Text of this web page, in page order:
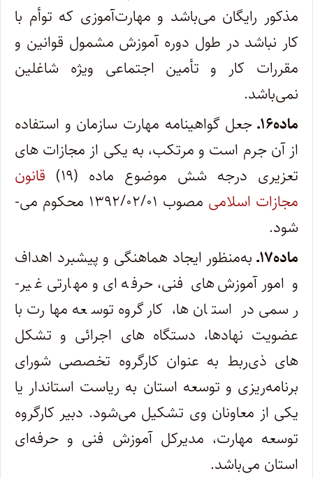
مذکور رایگان می‌باشد و مهارت‌آموزی که توأم با
کار نباشد در طول دوره آموزش مشمول قوانین و
مقررات کار و تأمین اجتماعی ویژه شاغلین
نمی‌باشد.
ماده۱۶ـ
جعل گواهینامه مهارت سازمان و استفاده
از آن جرم است و مرتکب، به یکی از مجازات ­های
تعزیری درجه شش موضوع ماده (۱۹)
قانون
مجازات اسلامی مصوب ۱۳۹۲/۰۲/۰۱
محکوم می­
شود.
ماده۱۷ـ
‌‌به‌منظور ایجاد هماهنگی و پیشبرد اهداف
و امور آموزش‌‌های فنی، حرفه‌ای و مهارتی غیر­
رسمی در استان­ ها، کارگروه توسعه مهارت با
عضویت نهادها، دستگاه های اجرائی و ‌تشکل
های ‌ذی‌ربط به­ عنوان کارگروه تخصصی شورای
برنامه‌ریزی و توسعه استان به ریاست استاندار یا
یکی از معاونان وی تشکیل می‌شود. دبیر کارگروه
توسعه مهارت، مدیرکل آموزش فنی و حرفه‌ای
استان می‌باشد.